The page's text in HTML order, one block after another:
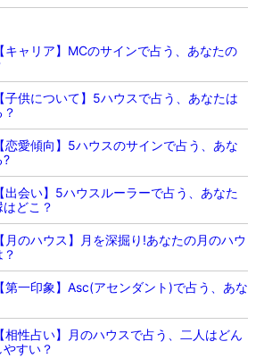
キャリア】MCのサインで占う、あなたの
子供について】5ハウスで占う、あなたは
恋愛傾向】5ハウスのサインで占う、あな
?
出会い】5ハウスルーラーで占う、あなた
どこ？
月のハウス】月を深掘り!あなたの月のハウ
第一印象】Asc(アセンダント)で占う、あな
相性占い】月のハウスで占う、二人はどん
すい？